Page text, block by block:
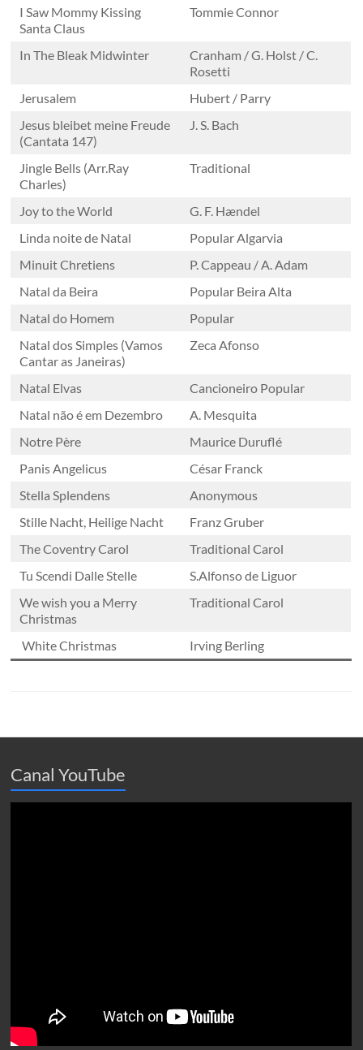
pelo
Maestro
I Saw Mommy Kissing
Santa Claus
Tommie Connor
In The Bleak Midwinter
Cranham / G. Holst / C.
Rosetti
Jerusalem
Hubert / Parry
Jesus bleibet meine Freude
(Cantata 147)
J. S. Bach
Jingle Bells (Arr.Ray
Charles)
Traditional
Joy to the World
G. F. Hændel
Linda noite de Natal
Popular Algarvia
Minuit Chretiens
P. Cappeau / A. Adam
Natal da Beira
Popular Beira Alta
Natal do Homem
Popular
Natal dos Simples (Vamos
Cantar as Janeiras)
Zeca Afonso
Natal Elvas
Cancioneiro Popular
Natal não é em Dezembro
A. Mesquita
Notre Père
Maurice Duruflé
Panis Angelicus
César Franck
Stella Splendens
Anonymous
Stille Nacht, Heilige Nacht
Franz Gruber
The Coventry Carol
Traditional Carol
Tu Scendi Dalle Stelle
S.Alfonso de Liguor
We wish you a Merry
Christmas
Traditional Carol
White Christmas Irving Berling
Canal YouTube